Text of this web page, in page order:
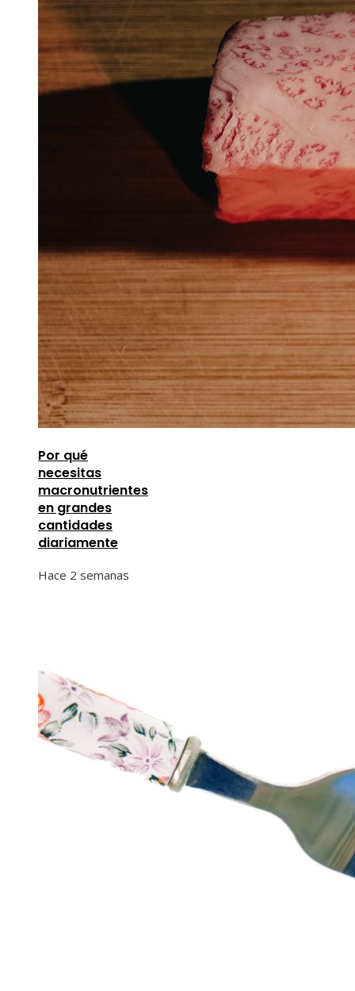
Por qué
necesitas
macronutrientes
en grandes
cantidades
diariamente
Hace 2 semanas